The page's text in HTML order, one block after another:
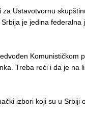
Ustavotvornu
je jedina federalna
Komunističkom
Treba reći i da je na
izbori koji su u Srbiji